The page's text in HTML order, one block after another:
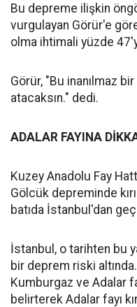
Bu depreme ilişkin
vurgulayan Görür'e
olma ihtimali yüzde
Görür, "Bu inanılmaz
atacaksın." dedi.
ADALAR FAYINA
Kuzey Anadolu Fay
Gölcük depreminde
batıda İstanbul'dan
İstanbul, o tarihten bu
bir deprem riski
Kumburgaz ve Adalar
belirterek Adalar fayı